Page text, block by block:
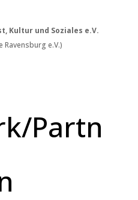
Kultur und Soziales e.V.
Ravensburg e.V.)
Partn